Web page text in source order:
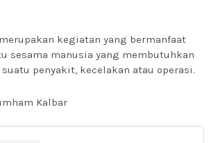
kegiatan yang bermanfaat
sesama manusia yang membutuhkan
penyakit, kecelakan atau operasi.
Kalbar